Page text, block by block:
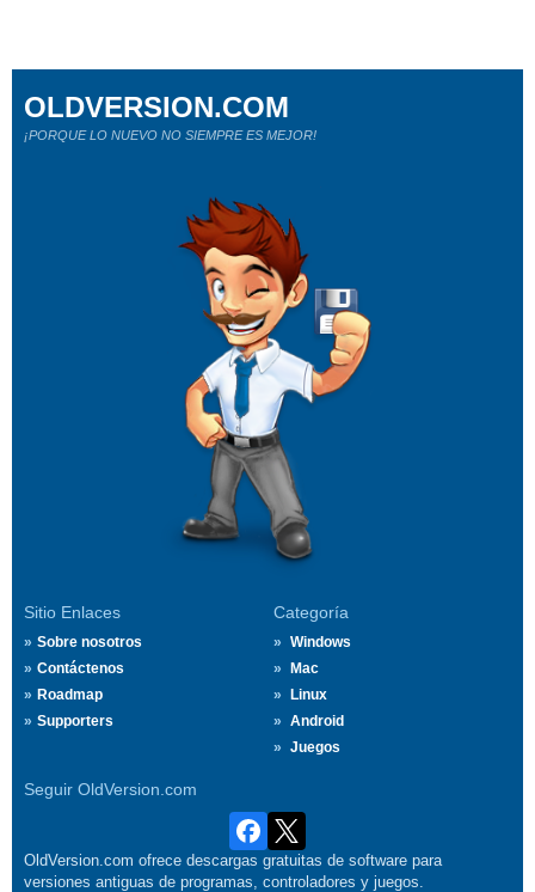
Sitio Enlaces
Sobre nosotros
Contáctenos
Roadmap
Supporters
Categoría
Windows
Mac
Linux
Android
Juegos
Seguir OldVersion.com
OLDVERSION.COM
¡PORQUE LO NUEVO NO SIEMPRE ES MEJOR!
OldVersion.com ofrece descargas gratuitas de software para
versiones antiguas de programas, controladores y juegos.